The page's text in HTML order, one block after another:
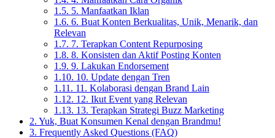
1.5. 5. Manfaatkan Iklan
1.6. 6. Buat Konten Berkualitas, Unik, Menarik, dan
Relevan
1.7. 7. Terapkan Content Repurposing
1.8. 8. Konsisten dan Aktif Posting Konten
1.9. 9. Lakukan Endorsement
1.10. 10. Update dengan Tren
1.11. 11. Kolaborasi dengan Brand Lain
1.12. 12. Ikut Event yang Relevan
1.13. 13. Terapkan Strategi Buzz Marketing
2. Yuk, Buat Konsumen Kenal dengan Brandmu!
3. Frequently Asked Questions (FAQ)